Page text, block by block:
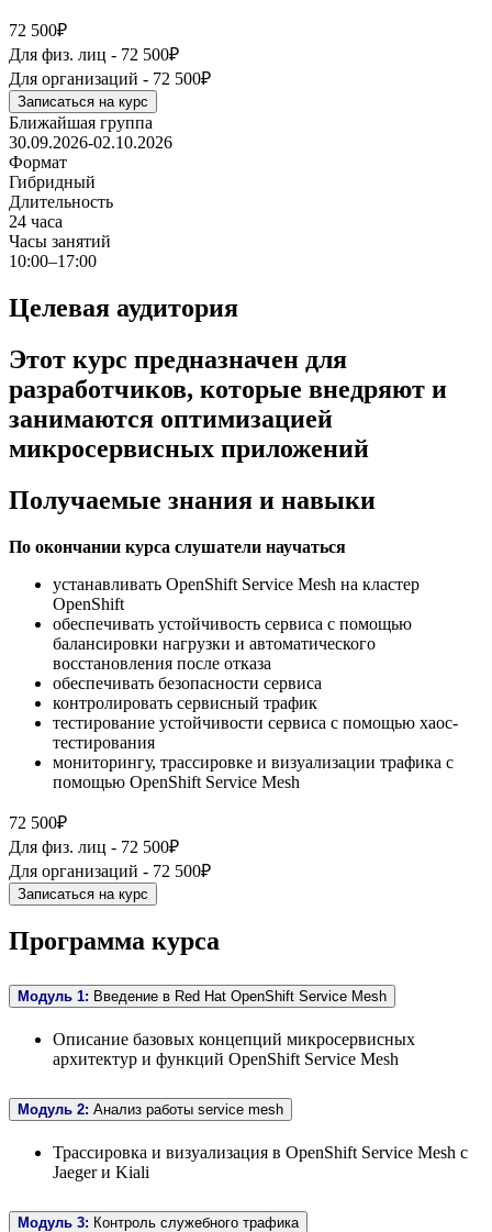
72 500₽
Для физ. лиц - 72 500₽
Для организаций - 72 500₽
Записаться на курс
Ближайшая группа
30.09.2026-02.10.2026
Формат
Гибридный
Длительность
24 часа
Часы занятий
10:00–17:00
Целевая аудитория
Этот курс предназначен для
разработчиков, которые внедряют и
занимаются оптимизацией
микросервисных приложений
Получаемые знания и навыки
По окончании курса слушатели научаться
устанавливать OpenShift Service Mesh на кластер
OpenShift
обеспечивать устойчивость сервиса с помощью
балансировки нагрузки и автоматического
восстановления после отказа
обеспечивать безопасности сервиса
контролировать сервисный трафик
тестирование устойчивости сервиса с помощью хаос-
тестирования
мониторингу, трассировке и визуализации трафика с
помощью OpenShift Service Mesh
72 500₽
Для физ. лиц - 72 500₽
Для организаций - 72 500₽
Записаться на курс
Программа курса
Модуль 1: Введение в Red Hat OpenShift Service Mesh
Описание базовых концепций микросервисных
архитектур и функций OpenShift Service Mesh
Модуль 2: Анализ работы service mesh
Трассировка и визуализация в OpenShift Service Mesh с
Jaeger и Kiali
Модуль 3: Контроль служебного трафика